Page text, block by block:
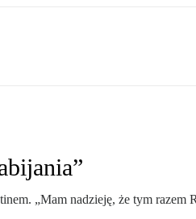
„Mam nadzieję, że tym razem